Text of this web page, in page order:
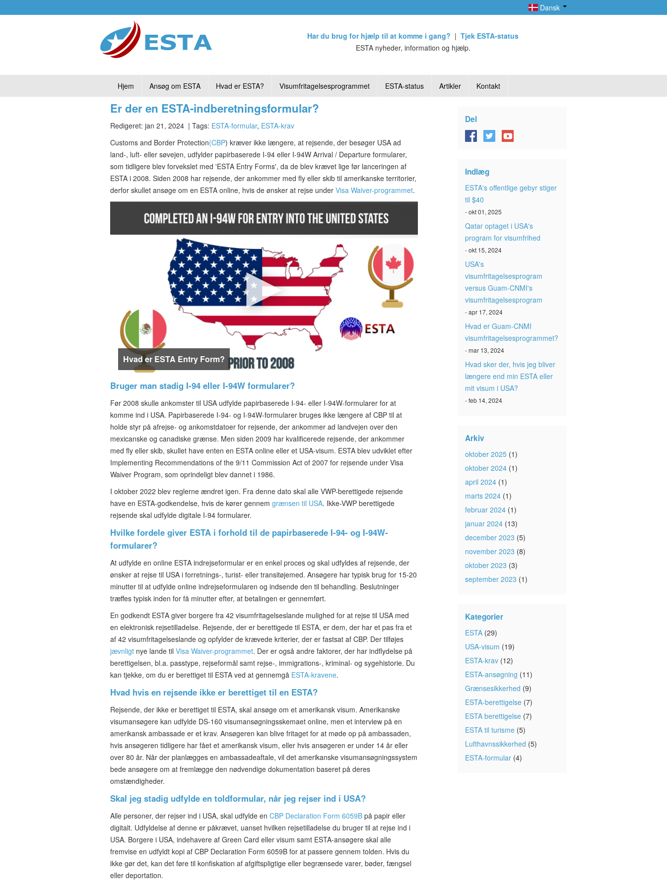
Dansk
Har du brug for hjælp til at komme i gang? | Tjek ESTA-status
ESTA nyheder, information og hjælp.
Hjem Ansøg om ESTA Hvad er ESTA? Visumfritagelsesprogrammet ESTA-status Artikler Kontakt
Er der en ESTA-indberetningsformular?
Redigeret: jan 21, 2024 | Tags: ESTA-formular, ESTA-krav
Customs and Border Protection(CBP) kræver ikke længere, at rejsende, der besøger USA ad
land-, luft- eller søvejen, udfylder papirbaserede I-94 eller I-94W Arrival / Departure formularer,
som tidligere blev forvekslet med 'ESTA Entry Forms', da de blev krævet lige før lanceringen af
ESTA i 2008. Siden 2008 har rejsende, der ankommer med fly eller skib til amerikanske territorier,
derfor skullet ansøge om en ESTA online, hvis de ønsker at rejse under Visa Waiver-programmet.
Hvad er ESTA Entry Form?
Bruger man stadig I-94 eller I-94W formularer?
Før 2008 skulle ankomster til USA udfylde papirbaserede I-94- eller I-94W-formularer for at
komme ind i USA. Papirbaserede I-94- og I-94W-formularer bruges ikke længere af CBP til at
holde styr på afrejse- og ankomstdatoer for rejsende, der ankommer ad landvejen over den
mexicanske og canadiske grænse. Men siden 2009 har kvalificerede rejsende, der ankommer
med fly eller skib, skullet have enten en ESTA online eller et USA-visum. ESTA blev udviklet efter
Implementing Recommendations of the 9/11 Commission Act of 2007 for rejsende under Visa
Waiver Program, som oprindeligt blev dannet i 1986.
I oktober 2022 blev reglerne ændret igen. Fra denne dato skal alle VWP-berettigede rejsende
have en ESTA-godkendelse, hvis de kører gennem grænsen til USA. Ikke-VWP berettigede
rejsende skal udfylde digitale I-94 formularer.
Hvilke fordele giver ESTA i forhold til de papirbaserede I-94- og I-94W-
formularer?
At udfylde en online ESTA indrejseformular er en enkel proces og skal udfyldes af rejsende, der
ønsker at rejse til USA i forretnings-, turist- eller transitøjemed. Ansøgere har typisk brug for 15-20
minutter til at udfylde online indrejseformularen og indsende den til behandling. Beslutninger
træffes typisk inden for få minutter efter, at betalingen er gennemført.
En godkendt ESTA giver borgere fra 42 visumfritagelseslande mulighed for at rejse til USA med
en elektronisk rejsetilladelse. Rejsende, der er berettigede til ESTA, er dem, der har et pas fra et
af 42 visumfritagelseslande og opfylder de krævede kriterier, der er fastsat af CBP. Der tilføjes
jævnligt nye lande til Visa Waiver-programmet. Der er også andre faktorer, der har indflydelse på
berettigelsen, bl.a. passtype, rejseformål samt rejse-, immigrations-, kriminal- og sygehistorie. Du
kan tjekke, om du er berettiget til ESTA ved at gennemgå ESTA-kravene.
Hvad hvis en rejsende ikke er berettiget til en ESTA?
Rejsende, der ikke er berettiget til ESTA, skal ansøge om et amerikansk visum. Amerikanske
visumansøgere kan udfylde DS-160 visumansøgningsskemaet online, men et interview på en
amerikansk ambassade er et krav. Ansøgeren kan blive fritaget for at møde op på ambassaden,
hvis ansøgeren tidligere har fået et amerikansk visum, eller hvis ansøgeren er under 14 år eller
over 80 år. Når der planlægges en ambassadeaftale, vil det amerikanske visumansøgningssystem
bede ansøgere om at fremlægge den nødvendige dokumentation baseret på deres
omstændigheder.
Skal jeg stadig udfylde en toldformular, når jeg rejser ind i USA?
Alle personer, der rejser ind i USA, skal udfylde en CBP Declaration Form 6059B på papir eller
digitalt. Udfyldelse af denne er påkrævet, uanset hvilken rejsetilladelse du bruger til at rejse ind i
USA. Borgere i USA, indehavere af Green Card eller visum samt ESTA-ansøgere skal alle
fremvise en udfyldt kopi af CBP Declaration Form 6059B for at passere gennem tolden. Hvis du
ikke gør det, kan det føre til konfiskation af afgiftspligtige eller begrænsede varer, bøder, fængsel
eller deportation.
Del
Indlæg
ESTA's offentlige gebyr stiger
til $40
- okt 01, 2025
Qatar optaget i USA's
program for visumfrihed
- okt 15, 2024
USA's
visumfritagelsesprogram
versus Guam-CNMI's
visumfritagelsesprogram
- apr 17, 2024
Hvad er Guam-CNMI
visumfritagelsesprogrammet?
- mar 13, 2024
Hvad sker der, hvis jeg bliver
længere end min ESTA eller
mit visum i USA?
- feb 14, 2024
Arkiv
oktober 2025 (1)
oktober 2024 (1)
april 2024 (1)
marts 2024 (1)
februar 2024 (1)
januar 2024 (13)
december 2023 (5)
november 2023 (8)
oktober 2023 (3)
september 2023 (1)
Kategorier
ESTA (29)
USA-visum (19)
ESTA-krav (12)
ESTA-ansøgning (11)
Grænsesikkerhed (9)
ESTA-berettigelse (7)
ESTA berettigelse (7)
ESTA til turisme (5)
Lufthavnssikkerhed (5)
ESTA-formular (4)